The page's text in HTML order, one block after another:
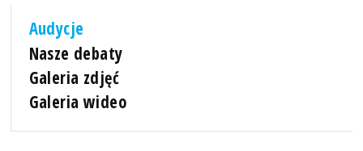
Audycje
Nasze debaty
Galeria zdjęć
Galeria wideo